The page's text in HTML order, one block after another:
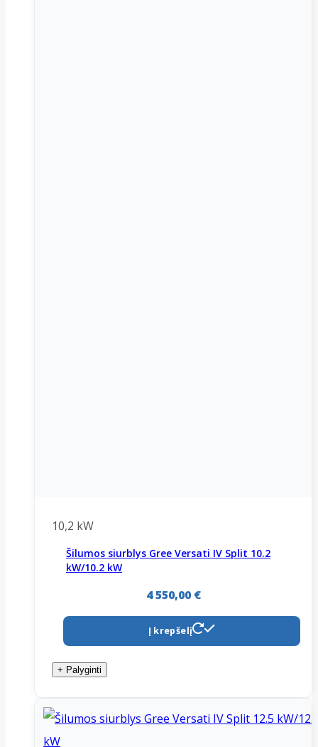
10,2 kW
Šilumos siurblys Gree Versati IV Split 10.2
kW/10.2 kW
4 550,00 €
Į krepšelį
+ Palyginti